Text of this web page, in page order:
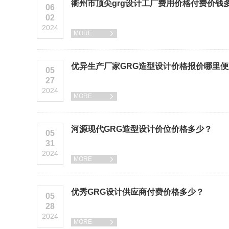
06
02
2024
衢州市顶尖grg设计工厂费用价格付费价钱
MORE 
05
27
2024
优异生产厂家GRG造型设计价格报价哪里便
MORE 
05
31
2024
河源现代GRG造型设计价位价格多少？
MORE 
05
28
2024
优秀GRG设计供应商付费价格多少？
MORE 